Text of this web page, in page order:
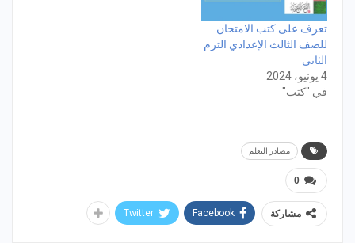
تعرف على كتب الامتحان
للصف الثالث الإعدادي الترم
الثاني
4 يونيو، 2024
في "كتب"
مصادر التعلم
0
مشاركة Facebook
Twitter